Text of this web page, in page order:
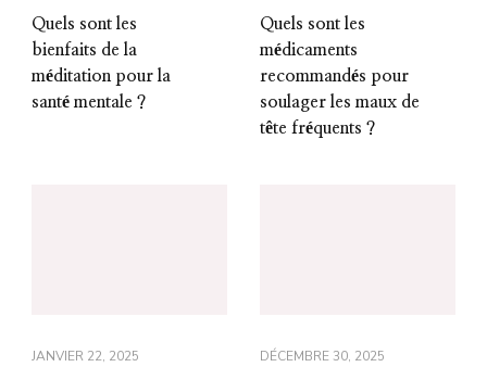
Quels sont les
bienfaits de la
méditation pour la
santé mentale ?
Quels sont les
médicaments
recommandés pour
soulager les maux de
tête fréquents ?
JANVIER 22, 2025 DÉCEMBRE 30, 2025